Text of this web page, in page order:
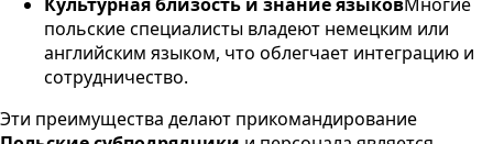
польские специалисты владеют немецким или
английским языком, что облегчает интеграцию и
сотрудничество.
Эти преимущества делают прикомандирование